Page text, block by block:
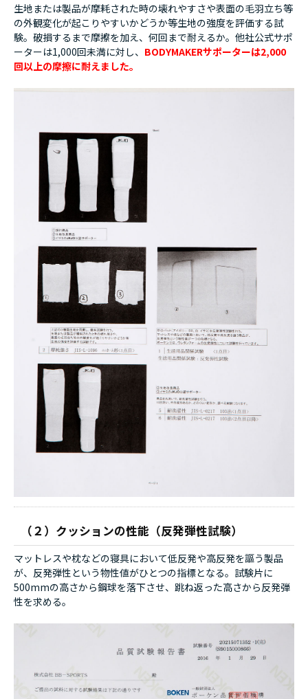
生地または製品が摩耗された時の壊れやすさや表面の毛羽立ち等
の外観変化が起こりやすいかどうか等生地の強度を評価する試
験。破損するまで摩擦を加え、何回まで耐えるか。他社公式サポ
ーターは1,000回未満に対し、 BODYMAKERサポーターは2,000
回以上の摩擦に耐えました。
（２）クッションの性能（反発弾性試験）
マットレスや枕などの寝具において低反発や高反発を謳う製品
が、反発弾性という物性値がひとつの指標となる。試験片に
500mmの高さから鋼球を落下させ、跳ね返った高さから反発弾
性を求める。